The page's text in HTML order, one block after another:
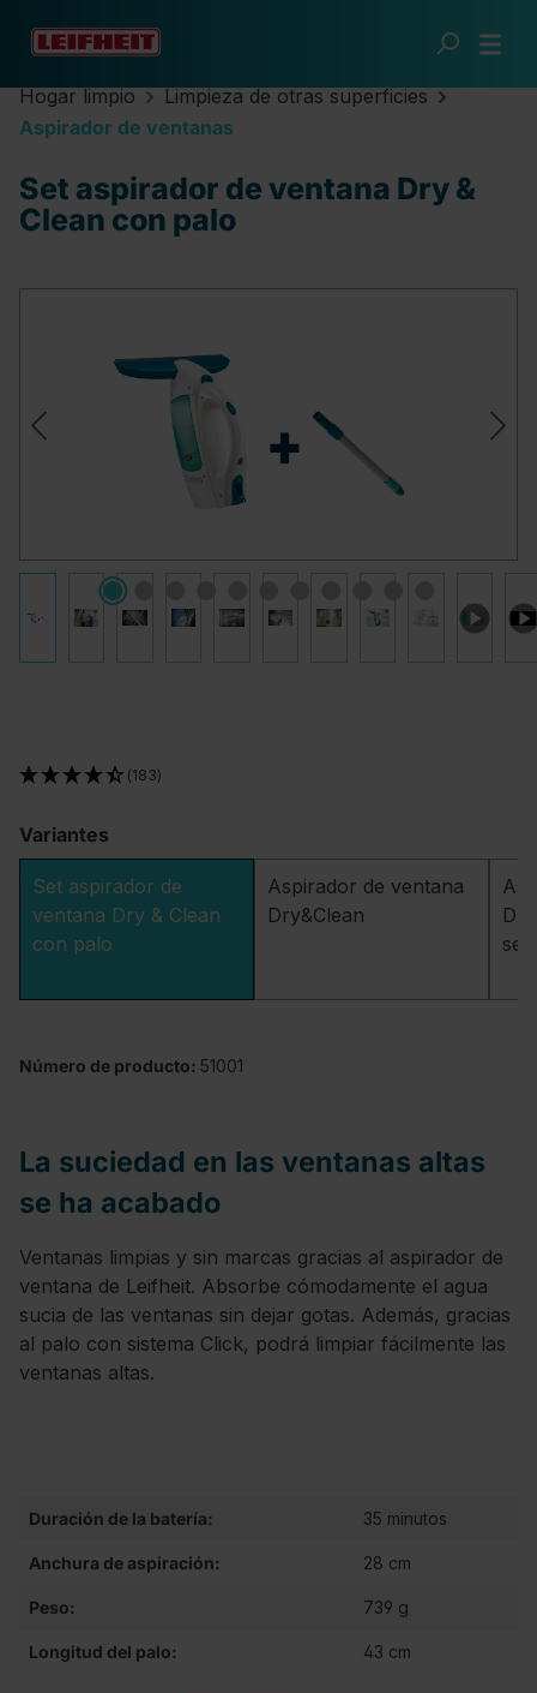
Saltar al contenido principal
Hogar limpio
Limpieza de otras superficies
Aspirador de ventanas
Set aspirador de ventana Dry &
Clean con palo
(183)
Variantes
Set aspirador de
ventana Dry & Clean
con palo
Aspirador de ventana
Dry&Clean
set
Número de producto: 51001
La suciedad en las ventanas altas
se ha acabado
Ventanas limpias y sin marcas gracias al aspirador de
ventana de Leifheit. Absorbe cómodamente el agua
sucia de las ventanas sin dejar gotas. Además, gracias
al palo con sistema Click, podrá limpiar fácilmente las
ventanas altas.
Duración de la batería: 35 minutos
Anchura de aspiración: 28 cm
Peso: 739 g
Longitud del palo: 43 cm